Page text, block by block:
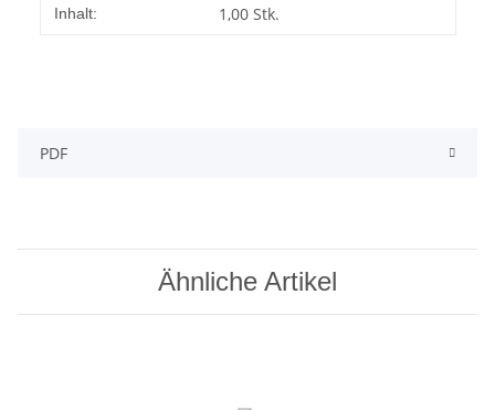
Produkteigenschaft
Wert
Inhalt: 1,00 Stk.
PDF
Ähnliche Artikel